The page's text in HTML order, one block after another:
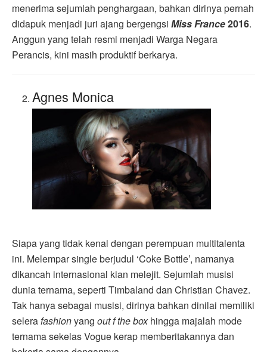
menerima sejumlah penghargaan, bahkan dirinya pernah
didapuk menjadi juri ajang bergengsi Miss France2016.
Anggun yang telah resmi menjadi Warga Negara
Perancis, kini masih produktif berkarya.
Agnes Monica
Siapa yang tidak kenal dengan perempuan multitalenta
ini. Melempar single berjudul ‘Coke Bottle’, namanya
dikancah internasional kian melejit. Sejumlah musisi
dunia ternama, seperti Timbaland dan Christian Chavez.
Tak hanya sebagai musisi, dirinya bahkan dinilai memiliki
selerafashionyang out f the boxhingga majalah mode
ternama sekelas Vogue kerap memberitakannya dan